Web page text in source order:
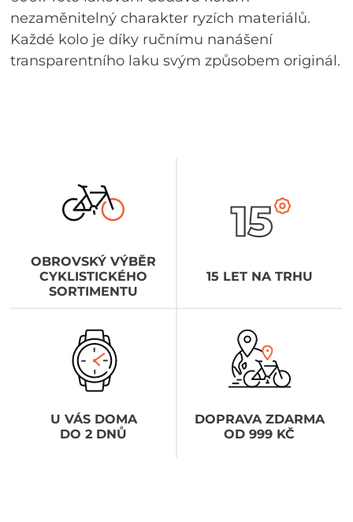
nezaměnitelný charakter ryzích materiálů.
Každé kolo je díky ručnímu nanášení
transparentního laku svým způsobem originál.
OBROVSKÝ VÝBĚR
CYKLISTICKÉHO
SORTIMENTU
15 LET NA TRHU
U VÁS DOMA
DO 2 DNŮ
DOPRAVA ZDARMA
OD 999 KČ